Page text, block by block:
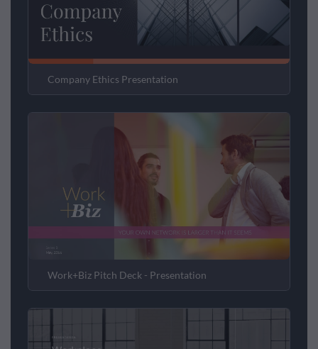
Company Ethics Presentation
Work+Biz Pitch Deck - Presentation